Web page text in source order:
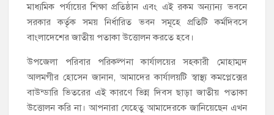
মাধ্যমিক পর্যায়ের শিক্ষা প্রতিষ্ঠান এবং এই রকম অন্যান্য ভবনে
সরকার কর্তৃক সময় নির্ধারিত ভবন সমূহে প্রতিটি কর্মদিবসে
বাংলাদেশের জাতীয় পতাকা উত্তোলন করতে হবে।
উপজেলা পরিবার পরিকল্পনা কার্যালয়ের সহকারী মোহাম্মদ
আলমগীর হোসেন জানান, আমাদের কার্যালয়টি স্বাস্থ্য কমপ্লেক্সের
বাউন্ডারি ভিতরের এই কারণে ভিন্ন দিবস ছাড়া জাতীয় পতাকা
উত্তোলন করি না। আপনারা যেহেতু আমাদেরকে জানিয়েছেন এখন